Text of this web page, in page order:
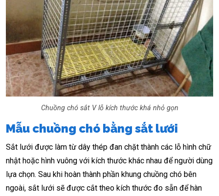
Chuồng chó sắt V lỗ kích thước khá nhỏ gọn
Mẫu chuồng chó bằng sắt lưới
Sắt lưới được làm từ dây thép đan chặt thành các lỗ hình chữ
nhật hoặc hình vuông với kích thước khác nhau để người dùng
lựa chọn. Sau khi hoàn thành phần khung chuồng chó bên
ngoài, sắt lưới sẽ được cắt theo kích thước đo sẵn để hàn